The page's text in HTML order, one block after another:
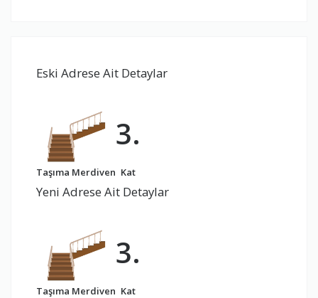
Eski Adrese Ait Detaylar
Taşıma Merdiven
3.
Kat
Yeni Adrese Ait Detaylar
Taşıma Merdiven
3.
Kat